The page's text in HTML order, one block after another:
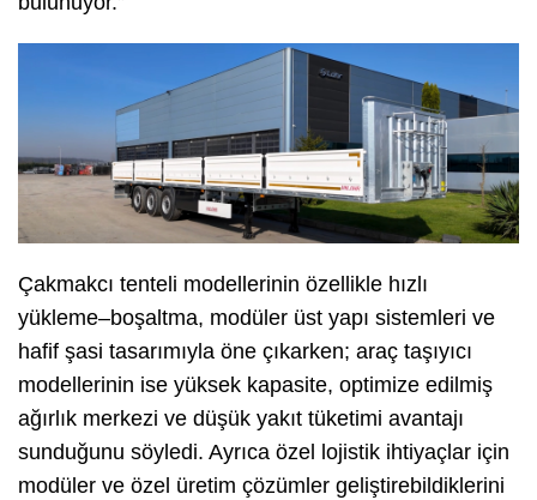
Çakmakcı tenteli modellerinin özellikle hızlı
yükleme–boşaltma, modüler üst yapı sistemleri ve
hafif şasi tasarımıyla öne çıkarken; araç taşıyıcı
modellerinin ise yüksek kapasite, optimize edilmiş
ağırlık merkezi ve düşük yakıt tüketimi avantajı
sunduğunu söyledi. Ayrıca özel lojistik ihtiyaçlar için
modüler ve özel üretim çözümler geliştirebildiklerini